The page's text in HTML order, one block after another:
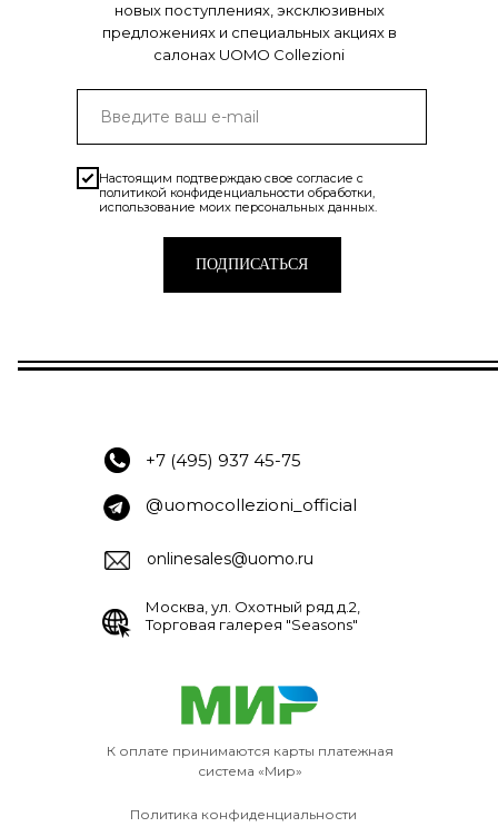
Настоящим подтверждаю свое согласие с
политикой конфиденциальности обработки,
использование моих персональных данных.
ПОДПИСАТЬСЯ
новых поступлениях, эксклюзивных
предложениях и специальных акциях в
салонах UOMO Collezioni
@uomocollezioni_official
+7 (495) 937 45-75
onlinesales@uomo.ru
Москва, ул. Охотный ряд д.2,
Торговая галерея "Seasons"
Политика конфиденциальности
К оплате принимаются карты платежная
система «Мир»